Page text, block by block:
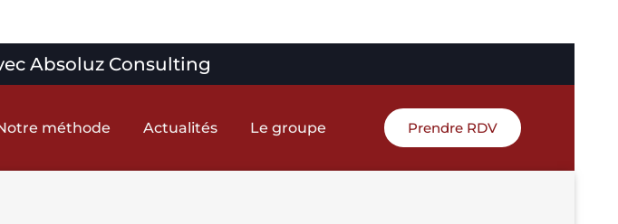
Absoluz Consulting
méthode Actualités Le groupe Prendre RDV